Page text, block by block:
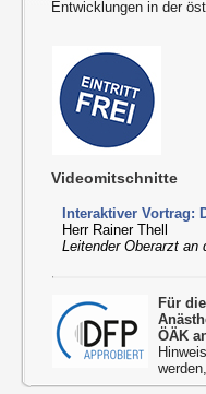
Entwicklungen in der
Videomitschnitte
Interaktiver Vortrag:
Herr Rainer Thell
Leitender Oberarzt an
Für
ÖÄK